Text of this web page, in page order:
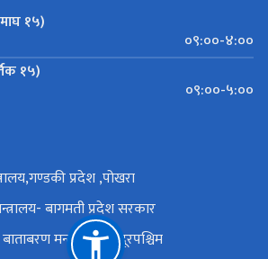
१५)
०९:००-४:००
१५)
०९:००-५:००
प्रदेश ,पोखरा
बागमती प्रदेश सरकार
मन्त्रालय - सुदूरपश्चिम